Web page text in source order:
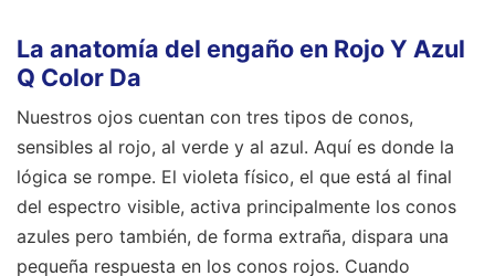
La anatomía del engaño en Rojo Y Azul
Q Color Da
Nuestros ojos cuentan con tres tipos de conos,
sensibles al rojo, al verde y al azul. Aquí es donde la
lógica se rompe. El violeta físico, el que está al final
del espectro visible, activa principalmente los conos
azules pero también, de forma extraña, dispara una
pequeña respuesta en los conos rojos. Cuando